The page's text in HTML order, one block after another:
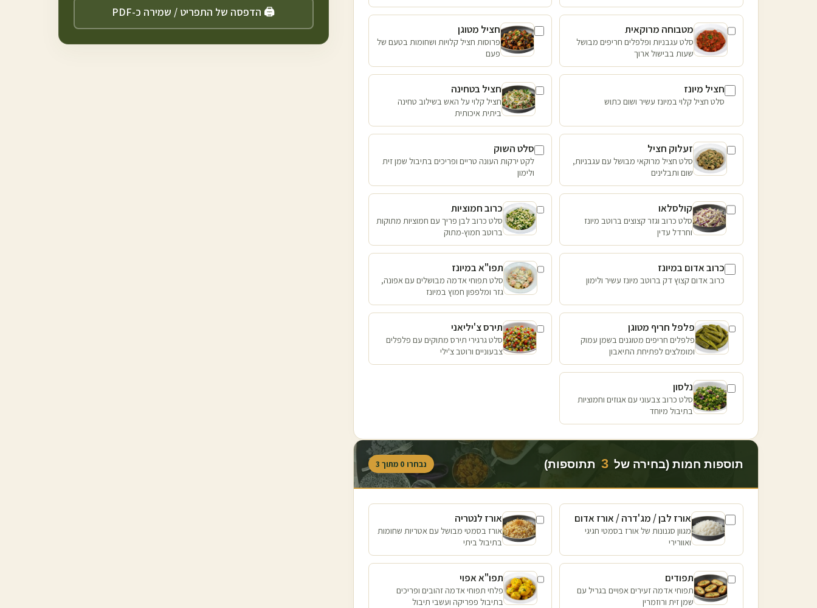
מטבוחה מרוקאית
סלט עגבניות ופלפלים חריפים מבושל
שעות בבישול ארוך
חציל מטוגן
פרוסות חציל קלויות ושחומות בטעם של
פעם
חציל מיונז
סלט חציל קלוי במיונז עשיר ושום כתוש
חציל בטחינה
חציל קלוי על האש בשילוב טחינה
ביתית איכותית
זעלוק חציל
סלט חציל מרוקאי מבושל עם עגבניות,
שום ותבלינים
סלט השוק
לקט ירקות העונה טריים ופריכים בתיבול שמן זית
ולימון
קולסלאו
סלט כרוב וגזר קצוצים ברוטב מיונז
וחרדל עדין
כרוב חמוציות
סלט כרוב לבן פריך עם חמוציות מתוקות
ברוטב חמוץ-מתוק
כרוב אדום במיונז
כרוב אדום קצוץ דק ברוטב מיונז עשיר ולימון
תפו"א במיונז
סלט תפוחי אדמה מבושלים עם אפונה,
גזר ומלפפון חמוץ במיונז
פלפל חריף מטוגן
פלפלים חריפים מטוגנים בשמן עמוק
ומומלצים לפתיחת התיאבון
תירס צ'יליאני
סלט גרגירי תירס מתוקים עם פלפלים
צבעוניים ורוטב צ'ילי
נלסון
סלט כרוב צבעוני עם אגוזים וחמוציות
בתיבול מיוחד
תוספות חמות (בחירה של 3 תתוספות) נבחרו 0 מתוך 3
אורז לבן / מג'דרה / אורז אדום
מגוון סגנונות של אורז בסמטי חגיגי
ואוורירי
אורז לנטריה
אורז בסמטי מבושל עם אטריות שחומות
בתיבול ביתי
תפודים
תפוחי אדמה זעירים אפויים בגריל עם
שמן זית ורוזמרין
תפו"א אפוי
פלחי תפוחי אדמה זהובים ופריכים
בתיבול פפריקה ועשבי תיבול
🖨️ הדפסה של התפריט / שמירה כ-PDF